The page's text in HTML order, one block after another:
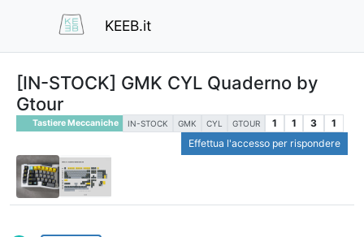
KEEB.it
[IN-STOCK] GMK CYL Quaderno by
Gtour
Tastiere Meccaniche IN-STOCK GMK CYL GTOUR 1 1 3
1
Effettua l'accesso per rispondere